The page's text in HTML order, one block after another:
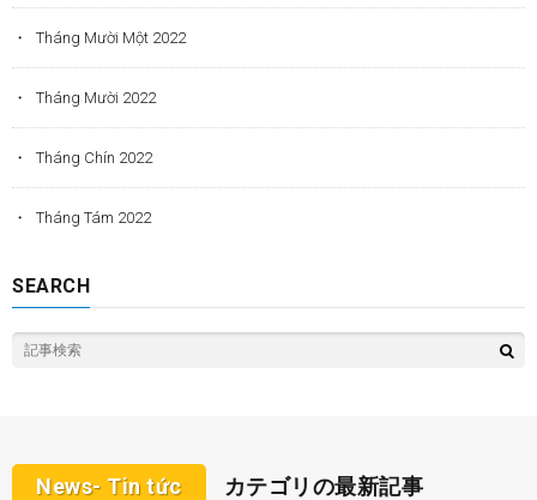
Tháng Mười Một 2022
Tháng Mười 2022
Tháng Chín 2022
Tháng Tám 2022
SEARCH
News- Tin tức カテゴリの最新記事